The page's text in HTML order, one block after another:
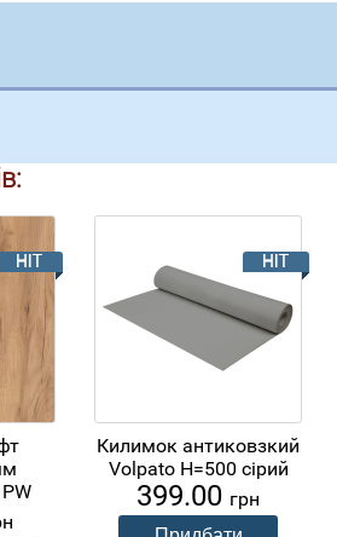
Килимок антиковзкий
Volpato H=500 сірий
399.00 грн